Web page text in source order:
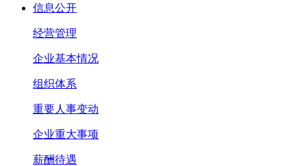
信息公开
经营管理
企业基本情况
组织体系
重要人事变动
企业重大事项
薪酬待遇